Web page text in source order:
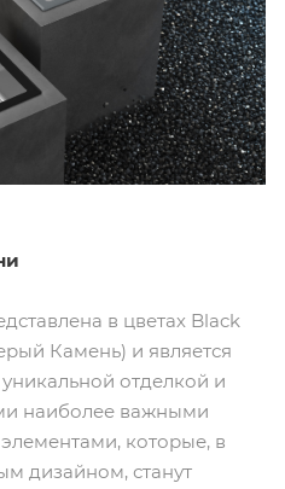
в цветах Black
Камень) и является
отделкой и
наиболее важными
которые, в
дизайном, станут